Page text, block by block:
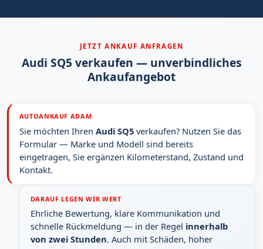
JETZT ANKAUF ANFRAGEN
Audi SQ5 verkaufen — unverbindliches
Ankaufangebot
AUTOANKAUF ADAM
Sie möchten Ihren Audi SQ5verkaufen? Nutzen Sie das
Formular — Marke und Modell sind bereits
eingetragen, Sie ergänzen Kilometerstand, Zustand und
Kontakt.
DARAUF LEGEN WIR WERT
Ehrliche Bewertung, klare Kommunikation und
schnelle Rückmeldung — in der Regel innerhalb
von zwei Stunden. Auch mit Schäden, hoher